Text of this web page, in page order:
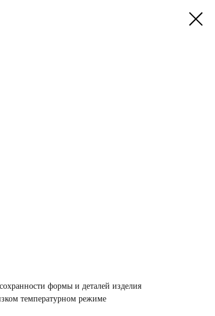
формы и деталей изделия
температурном режиме